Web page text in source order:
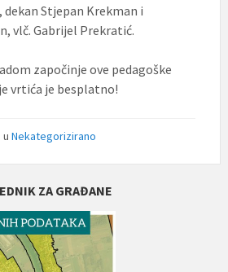
dekan Stjepan Krekman i
vlč. Gabrijel Prekratić.
započinje ove pedagoške
vrtića je besplatno!
u Nekategorizirano
ZA GRAĐANE